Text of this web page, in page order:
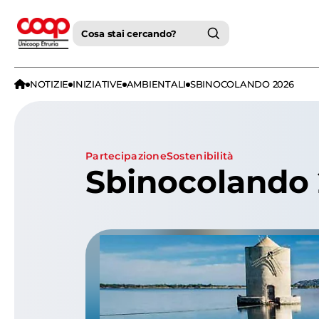
Cosa stai cercando?
NOTIZIE INIZIATIVE AMBIENTALI SBINOCOLANDO 2026
partecipazione Sostenibilità
Sbinocolando